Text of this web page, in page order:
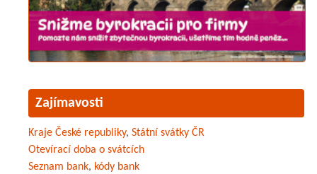
Zajímavosti
Kraje České republiky, Státní svátky ČR
Otevírací doba o svátcích
Seznam bank, kódy bank